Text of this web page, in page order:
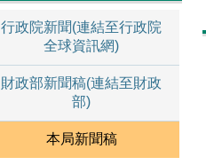
行政院新聞(連結至行政院
全球資訊網)
財政部新聞稿(連結至財政
部)
本局新聞稿